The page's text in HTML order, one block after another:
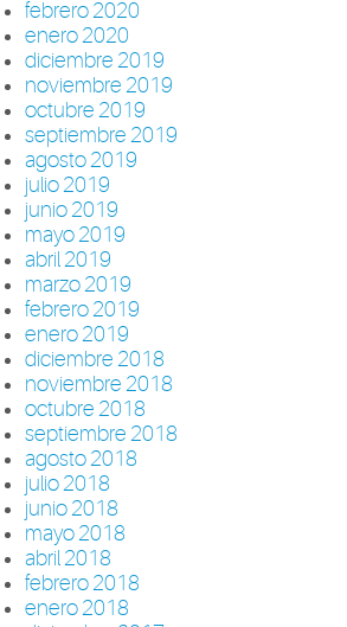
febrero 2020
enero 2020
diciembre 2019
noviembre 2019
octubre 2019
septiembre 2019
agosto 2019
julio 2019
junio 2019
mayo 2019
abril 2019
marzo 2019
febrero 2019
enero 2019
diciembre 2018
noviembre 2018
octubre 2018
septiembre 2018
agosto 2018
julio 2018
junio 2018
mayo 2018
abril 2018
febrero 2018
enero 2018